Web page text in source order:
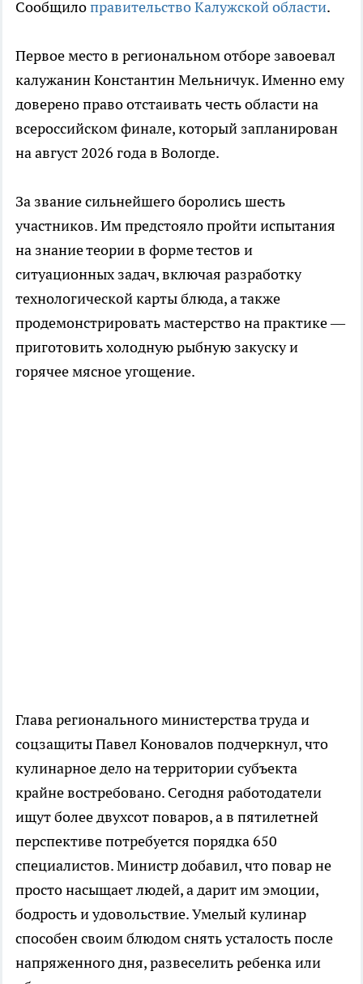
Сообщилоправительство Калужской области.
Первое место в региональном отборе завоевал
калужанин Константин Мельничук. Именно ему
доверено право отстаивать честь области на
всероссийском финале, который запланирован
на август 2026 года в Вологде.
За звание сильнейшего боролись шесть
участников. Им предстояло пройти испытания
на знание теории в форме тестов и
ситуационных задач, включая разработку
технологической карты блюда, а также
продемонстрировать мастерство на практике —
приготовить холодную рыбную закуску и
горячее мясное угощение.
Глава регионального министерства труда и
соцзащиты Павел Коновалов подчеркнул, что
кулинарное дело на территории субъекта
крайне востребовано. Сегодня работодатели
ищут более двухсот поваров, а в пятилетней
перспективе потребуется порядка 650
специалистов. Министр добавил, что повар не
просто насыщает людей, а дарит им эмоции,
бодрость и удовольствие. Умелый кулинар
способен своим блюдом снять усталость после
напряженного дня, развеселить ребенка или